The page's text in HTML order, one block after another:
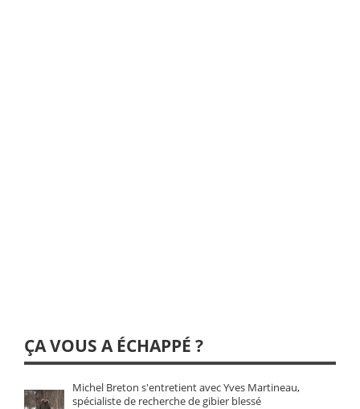
ÇA VOUS A ÉCHAPPÉ ?
Michel Breton s'entretient avec Yves Martineau,
spécialiste de recherche de gibier blessé